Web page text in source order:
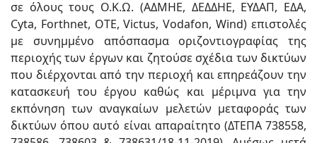
σε όλους τους Ο.Κ.Ω. (ΑΔΜΗΕ, ΔΕΔΔΗΕ, ΕΥΔΑΠ, ΕΔΑ,
Cyta, Forthnet, OTE, Victus, Vodafon, Wind) επιστολές
με συνημμένο απόσπασμα οριζοντιογραφίας της
περιοχής των έργων και ζητούσε σχέδια των δικτύων
που διέρχονται από την περιοχή και επηρεάζουν την
κατασκευή του έργου καθώς και μέριμνα για την
εκπόνηση των αναγκαίων μελετών μεταφοράς των
δικτύων όπου αυτό είναι απαραίτητο (ΔΤΕΠΑ 738558,